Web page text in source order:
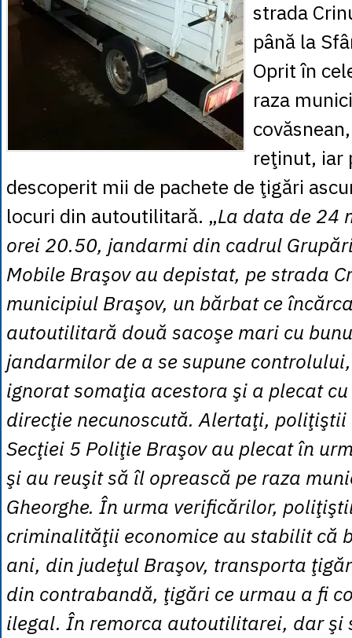
strada
până la
Oprit în
raza
reţinut, iar
descoperit mii de pachete de ţigări
locuri din autoutilitară. „La data de 24
orei 20.50, jandarmi din cadrul
Mobile Braşov au depistat, pe strada
municipiul Braşov, un bărbat ce
autoutilitară două sacoşe mari cu
jandarmilor de a se supune
ignorat somaţia acestora şi a plecat
direcţie necunoscută. Alertaţi,
Secţiei 5 Poliţie Braşov au plecat în
şi au reuşit să îl oprească pe raza
Gheorghe. În urma verificărilor,
criminalităţii economice au stabilit că
ani, din judeţul Braşov, transporta
din contrabandă, ţigări ce urmau a fi
ilegal. În remorca autoutilitarei, dar şi